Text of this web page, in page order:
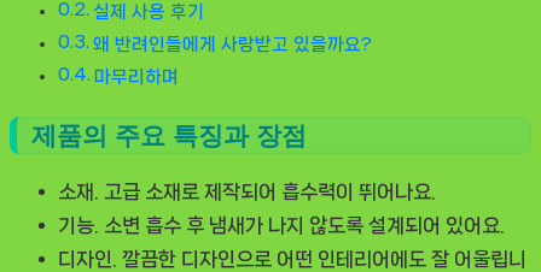
실제 사용 후기
왜 반려인들에게 사랑받고 있을까요?
마무리하며
제품의 주요 특징과 장점
소재.
고급 소재로 제작되어 흡수력이 뛰어나요.
기능. 소변 흡수 후 냄새가 나지 않도록 설계되어 있어요.
디자인. 깔끔한 디자인으로 어떤 인테리어에도 잘 어울립니